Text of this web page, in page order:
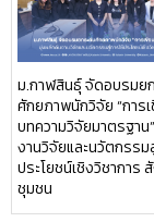
ม.กาฬสินธุ์ จัดอบรมย
ศักยภาพนักวิจัย “การ
บทความวิจัยมาตรฐา
งานวิจัยและนวัตกรรม
ประโยชน์เชิงวิชาการ
ชุมชน